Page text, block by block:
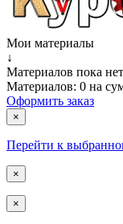
Мои материалы
↓
Материалов пока нет
Материалов: 0 на
Оформить заказ
×
Перейти к
×
×